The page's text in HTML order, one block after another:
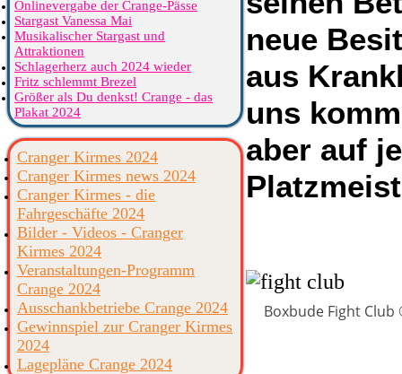
neue
aus
uns
aber auf
Boxbude Fight
Onlinevergabe der Crange-Pässe
Stargast Vanessa Mai
Musikalischer Stargast und
Attraktionen
Schlagerherz auch 2024 wieder
Fritz schlemmt Brezel
Größer als Du denkst! Crange - das
Plakat 2024
Cranger Kirmes 2024
Cranger Kirmes news 2024
Cranger Kirmes - die
Fahrgeschäfte 2024
Bilder - Videos - Cranger
Kirmes 2024
Veranstaltungen-Programm
Crange 2024
Ausschankbetriebe Crange 2024
Gewinnspiel zur Cranger Kirmes
2024
Lagepläne Crange 2024